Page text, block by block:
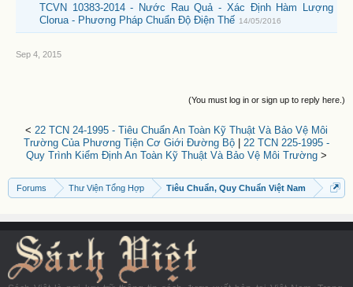
TCVN 10383-2014 - Nước Rau Quả - Xác Định Hàm Lượng
Clorua - Phương Pháp Chuẩn Độ Điện Thế 14/05/2016
Sep 4, 2015
(You must log in or sign up to reply here.)
< 22 TCN 24-1995 - Tiêu Chuẩn An Toàn Kỹ Thuật Và Bảo Vệ Môi
Trường Của Phương Tiện Cơ Giới Đường Bộ
22 TCN 225-1995 -
Quy Trình Kiểm Định An Toàn Kỹ Thuật Và Bảo Vệ Môi Trường >
Forums Thư Viện Tổng Hợp Tiêu Chuẩn, Quy Chuẩn Việt Nam